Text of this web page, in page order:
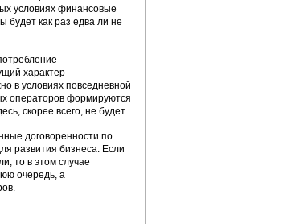
условиях финансовые
будет как раз едва ли не
характер –
в условиях повседневной
операторов формируются
скорее всего, не будет.
договоренности по
развития бизнеса. Если
то в этом случае
очередь, а